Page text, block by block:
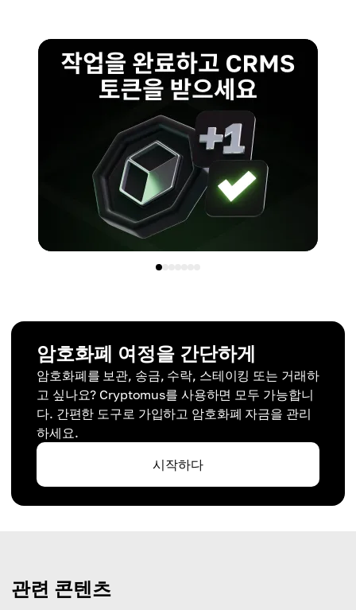
암호화폐 여정을 간단하게
암호화폐를 보관, 송금, 수락, 스테이킹 또는 거래하
고 싶나요? Cryptomus를 사용하면 모두 가능합니
다. 간편한 도구로 가입하고 암호화폐 자금을 관리
하세요.
시작하다
관련 콘텐츠